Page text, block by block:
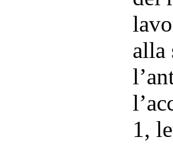
alla
1,